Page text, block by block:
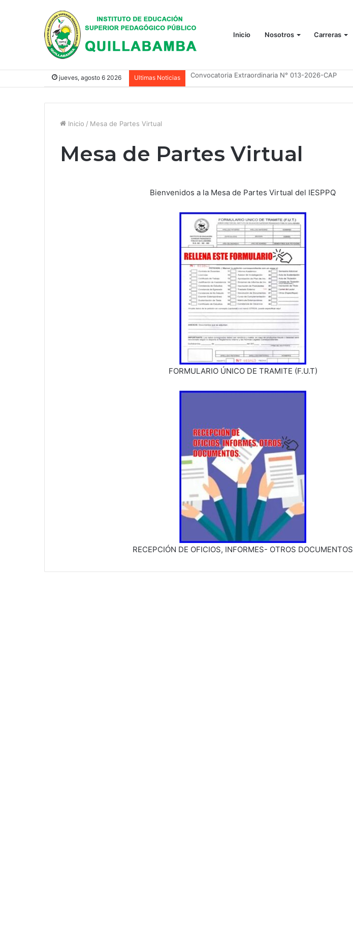
Inicio Nosotros Carreras
jueves, agosto 6 2026 Ultimas Noticias Convocatoria Extraordinaria N° 013-2026-CAP
Inicio / Mesa de Partes Virtual
Mesa de Partes Virtual
Bienvenidos a la Mesa de Partes Virtual del IESPPQ
FORMULARIO ÚNICO DE TRAMITE (F.U.T)
RECEPCIÓN DE OFICIOS, INFORMES- OTROS DOCUMENTOS